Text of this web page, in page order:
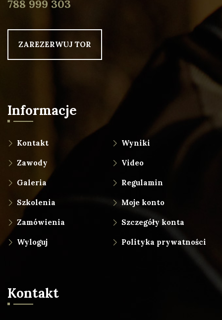
788 999 303
ZAREZERWUJ TOR
Informacje
Kontakt Wyniki
Zawody Video
Galeria Regulamin
Szkolenia Moje konto
Zamówienia Szczegóły konta
Wyloguj Polityka prywatności
Kontakt